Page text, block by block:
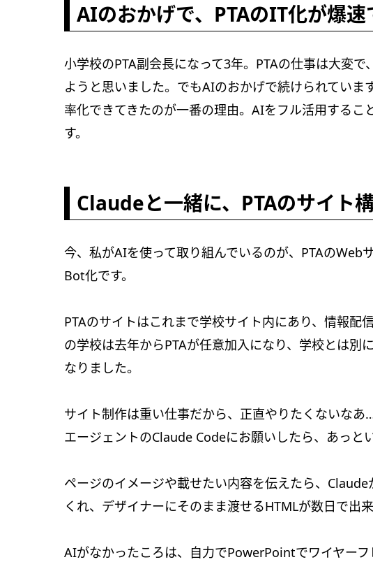
AIのおかげで、PTAのIT化が爆速
小学校のPTA副会長になって3年。PTAの仕事は大変
ようと思いました。でもAIのおかげで続けられていま
率化できてきたのが一番の理由。AIをフル活用するこ
す。
Claudeと一緒に、PTAのサイト
今、私がAIを使って取り組んでいるのが、PTAのWeb
Bot化です。
PTAのサイトはこれまで学校サイト内にあり、情報配
の学校は去年からPTAが任意加入になり、学校とは別
なりました。
サイト制作は重い仕事だから、正直やりたくないな
エージェントのClaude Codeにお願いしたら、あっと
ページのイメージや載せたい内容を伝えたら、
くれ、デザイナーにそのまま渡せるHTMLが数日で出
AIがなかったころは、自力でPowerPointでワイヤー